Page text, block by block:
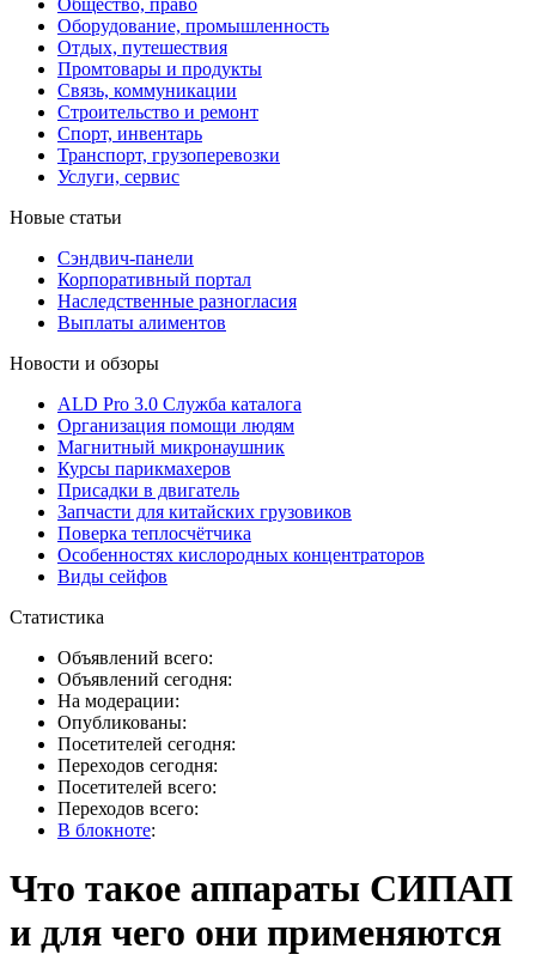
Общество, право
Оборудование, промышленность
Отдых, путешествия
Промтовары и продукты
Связь, коммуникации
Строительство и ремонт
Cпорт, инвентарь
Транспорт, грузоперевозки
Услуги, сервис
Новые статьи
Сэндвич-панели
Корпоративный портал
Наследственные разногласия
Выплаты алиментов
Новости и обзоры
ALD Pro 3.0 Служба каталога
Организация помощи людям
Магнитный микронаушник
Курсы парикмахеров
Присадки в двигатель
Запчасти для китайских грузовиков
Поверка теплосчётчика
Особенностях кислородных концентраторов
Виды сейфов
Статистика
Объявлений всего:
Объявлений сегодня:
На модерации:
Опубликованы:
Посетителей сегодня:
Переходов сегодня:
Посетителей всего:
Переходов всего:
В блокноте:
Что такое аппараты СИПАП
и для чего они применяются